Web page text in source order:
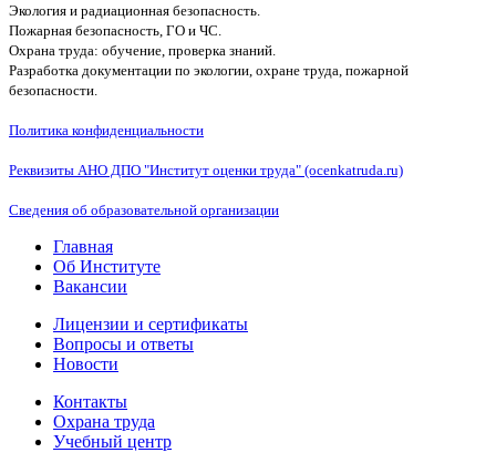
Экология и радиационная безопасность.
Пожарная безопасность, ГО и ЧС.
Охрана труда: обучение, проверка знаний.
Разработка документации по экологии, охране труда, пожарной
безопасности.
Политика конфиденциальности
Реквизиты АНО ДПО "Институт оценки труда" (ocenkatruda.ru)
Сведения об образовательной организации
Главная
Об Институте
Вакансии
Лицензии и сертификаты
Вопросы и ответы
Новости
Контакты
Охрана труда
Учебный центр